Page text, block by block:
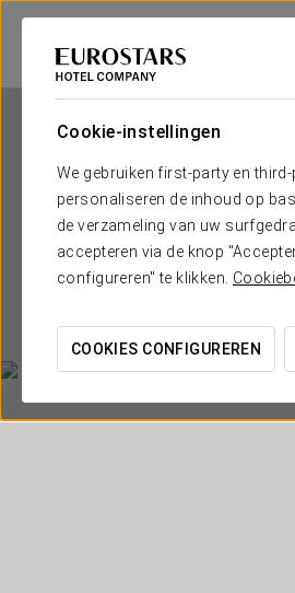
Cookie-instellingen
We gebruiken first-party en
personaliseren de inhoud op
de verzameling van uw
accepteren via de knop
configureren" te klikken.
COOKIES CONFIGUREREN